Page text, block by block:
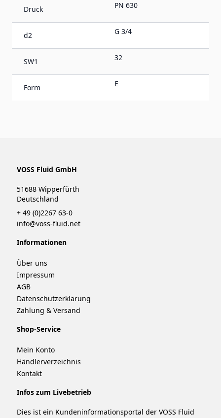
Druck PN 630
d2 G 3/4
SW1 32
Form E
VOSS Fluid GmbH
51688 Wipperfürth
Deutschland
+ 49 (0)2267 63-0
info@voss-fluid.net
Informationen
Über uns
Impressum
AGB
Datenschutzerklärung
Zahlung & Versand
Shop-Service
Mein Konto
Händlerverzeichnis
Kontakt
Infos zum Livebetrieb
Dies ist ein Kundeninformationsportal der VOSS Fluid